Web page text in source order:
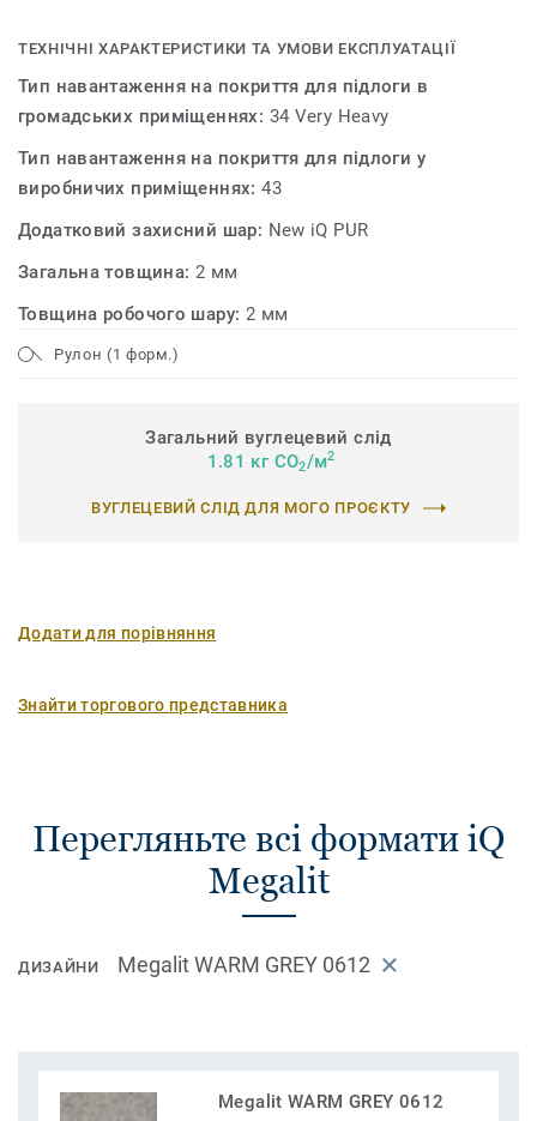
ТЕХНІЧНІ ХАРАКТЕРИСТИКИ ТА УМОВИ ЕКСПЛУАТАЦІЇ
Тип навантаження на покриття для підлоги в
громадських приміщеннях: 34 Very Heavy
Тип навантаження на покриття для підлоги у
виробничих приміщеннях:43
Додатковий захисний шар: New iQ PUR
Загальна товщина: 2 мм
Товщина робочого шару: 2 мм
Рулон (1 форм.)
Загальний вуглецевий слід
1.81 кг CO2/м2
ВУГЛЕЦЕВИЙ СЛІД ДЛЯ МОГО ПРОЄКТУ
Додати для порівняння
Знайти торгового представника
Перегляньте всі формати iQ
Megalit
ДИЗАЙНИ Megalit WARM GREY 0612
Megalit WARM GREY 0612